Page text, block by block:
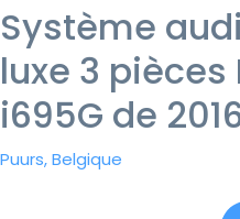
Système
luxe 3 pièces
i695G de
Puurs, Belgique